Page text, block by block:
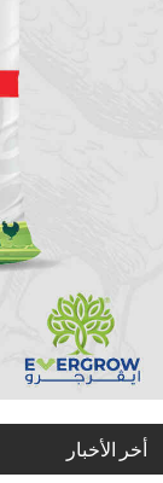
أخر الأخبار